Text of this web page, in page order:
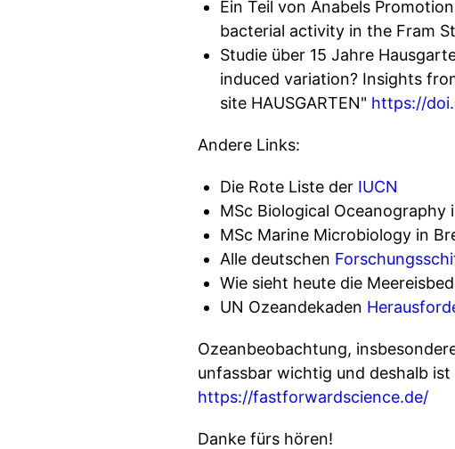
Ein Teil von Anabels
bacterial activity in the Fram
Studie über 15 Jahre
induced variation? Insights
site HAUSGARTEN" https://
Andere Links:
Die Rote Liste der IUCN
MSc Biological Oceanography
MSc Marine Microbiology in
Alle deutschen
Wie sieht heute die
UN Ozeandekaden
Ozeanbeobachtung,
unfassbar wichtig und deshalb
https://fastforwardscience.de/
Danke fürs hören!